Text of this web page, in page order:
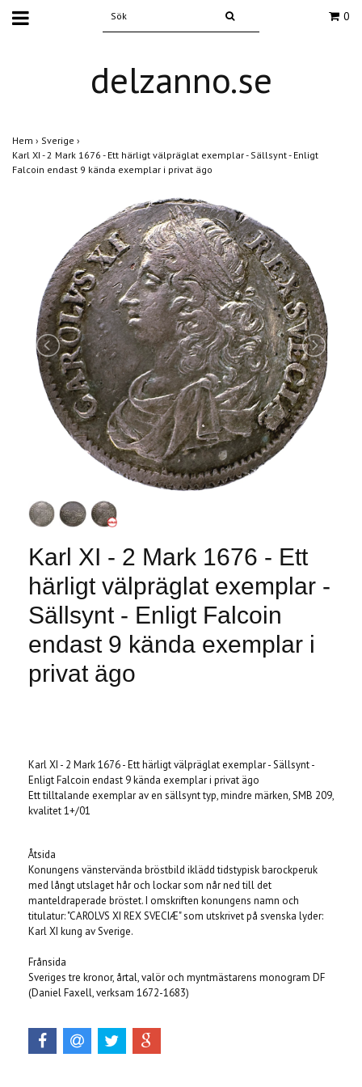
0
delzanno.se
Hem › Sverige ›
Karl XI - 2 Mark 1676 - Ett härligt välpräglat exemplar - Sällsynt - Enligt
Falcoin endast 9 kända exemplar i privat ägo
Karl XI - 2 Mark 1676 - Ett
härligt välpräglat exemplar -
Sällsynt - Enligt Falcoin
endast 9 kända exemplar i
privat ägo
Karl XI - 2 Mark 1676 - Ett härligt välpräglat exemplar - Sällsynt -
Enligt Falcoin endast 9 kända exemplar i privat ägo
Ett tilltalande exemplar av en sällsynt typ, mindre märken, SMB 209,
kvalitet 1+/01
Åtsida
Konungens vänstervända bröstbild iklädd tidstypisk barockperuk
med långt utslaget hår och lockar som når ned till det
manteldraperade bröstet. I omskriften konungens namn och
titulatur: "CAROLVS XI REX SVECIÆ" som utskrivet på svenska lyder:
Karl XI kung av Sverige.
Frånsida
Sveriges tre kronor, årtal, valör och myntmästarens monogram DF
(Daniel Faxell, verksam 1672-1683)